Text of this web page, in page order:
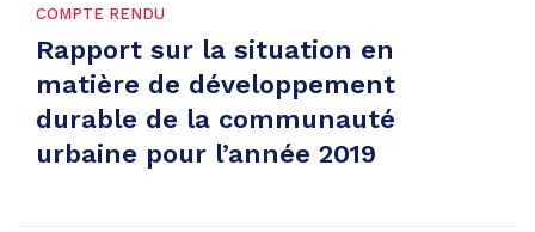
COMPTE RENDU
Rapport sur la situation en
matière de développement
durable de la communauté
urbaine pour l’année 2019